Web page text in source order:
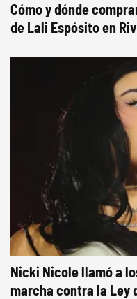
Cómo y dónde
de Lali Espósito en
Nicki Nicole llamó a
marcha contra la Ley